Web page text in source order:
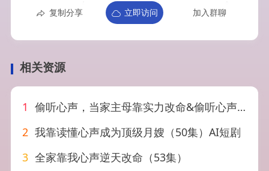
复制分享 立即访问 加入群聊
相关资源
1 偷听心声，当家主母靠实力改命&偷听心声当家主母靠实力改命（70集）AI短剧
2 我靠读懂心声成为顶级月嫂（50集）AI短剧
3 全家靠我心声逆天改命（53集）